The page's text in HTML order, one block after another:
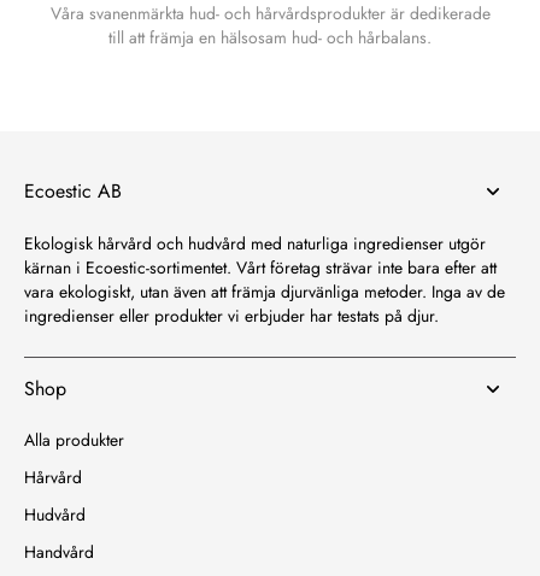
Våra svanenmärkta hud- och hårvårdsprodukter är dedikerade
till att främja en hälsosam hud- och hårbalans.
Ecoestic AB
Ekologisk hårvård och hudvård med naturliga ingredienser utgör
kärnan i Ecoestic-sortimentet. Vårt företag strävar inte bara efter att
vara ekologiskt, utan även att främja djurvänliga metoder. Inga av de
ingredienser eller produkter vi erbjuder har testats på djur.
Shop
Alla produkter
Hårvård
Hudvård
Handvård